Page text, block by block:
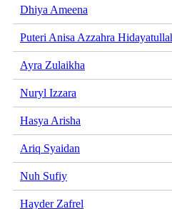
Dhiya Ameena
Puteri Anisa Azzahra
Ayra Zulaikha
Nuryl Izzara
Hasya Arisha
Ariq Syaidan
Nuh Sufiy
Hayder Zafrel